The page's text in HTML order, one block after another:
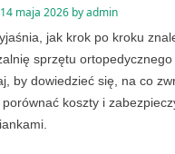
14 maja 2026byadmin
jak krok po kroku
sprzętu ortopedycznego
by dowiedzieć się, na co
koszty i